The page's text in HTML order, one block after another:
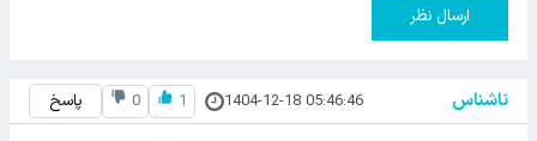
ارسال نظر
ناشناس 1404-12-18 05:46:46
1
0 پاسخ